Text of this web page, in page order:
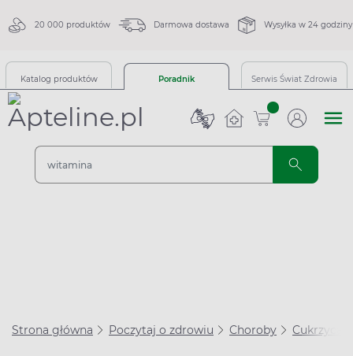
20 000 produktów Darmowa dostawa Wysyłka w 24 godziny
Katalog produktów Poradnik Serwis Świat Zdrowia
sztuk
Strona główna Poczytaj o zdrowiu Choroby Cukrzyca